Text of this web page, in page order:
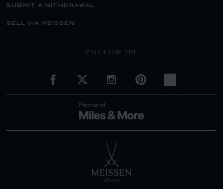
submit a withdrawal
sell via meissen
FOLLOW US